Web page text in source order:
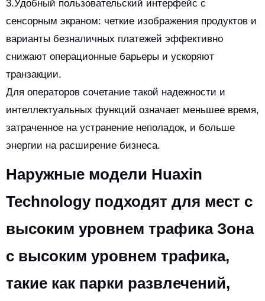
3.Удобный пользовательский интерфейс с
сенсорным экраном: четкие изображения продуктов и
варианты безналичных платежей эффективно
снижают операционные барьеры и ускоряют
транзакции.
Для операторов сочетание такой надежности и
интеллектуальных функций означает меньшее время,
затраченное на устранение неполадок, и больше
энергии на расширение бизнеса.
Наружные модели Huaxin
Technology подходят для мест с
высоким уровнем трафика Зона
с высоким уровнем трафика,
такие как парки развлечений,